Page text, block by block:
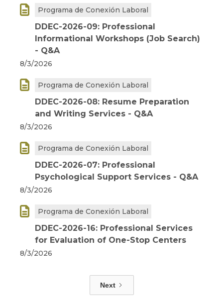
 Programa de Conexión Laboral
DDEC-2026-09: Professional
Informational Workshops (Job Search)
- Q&A
8/3/2026
 Programa de Conexión Laboral
DDEC-2026-08: Resume Preparation
and Writing Services - Q&A
8/3/2026
 Programa de Conexión Laboral
DDEC-2026-07: Professional
Psychological Support Services - Q&A
8/3/2026
 Programa de Conexión Laboral
DDEC-2026-16: Professional Services
for Evaluation of One-Stop Centers
8/3/2026
Next